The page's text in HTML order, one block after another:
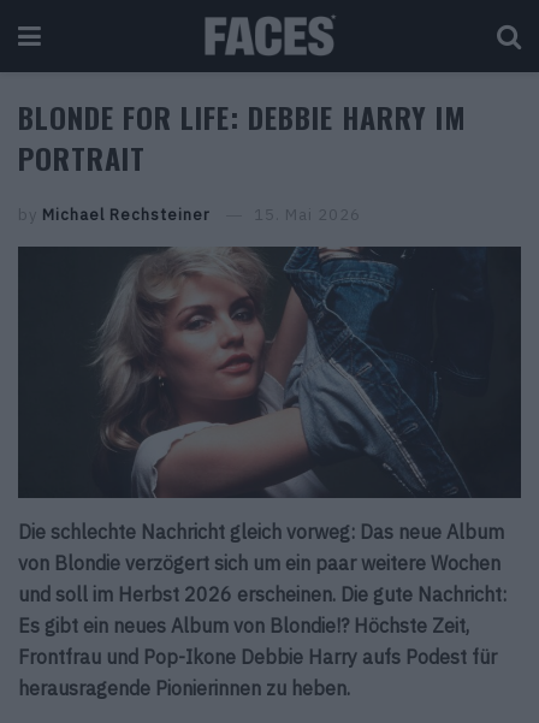
BLONDE FOR LIFE: DEBBIE HARRY IM
PORTRAIT
by Michael Rechsteiner 15. Mai 2026
Die schlechte Nachricht gleich vorweg: Das neue Album
von Blondie verzögert sich um ein paar weitere Wochen
und soll im Herbst 2026 erscheinen. Die gute Nachricht:
Es gibt ein neues Album von Blondie!? Höchste Zeit,
Frontfrau und Pop-Ikone Debbie Harry aufs Podest für
herausragende Pionierinnen zu heben.